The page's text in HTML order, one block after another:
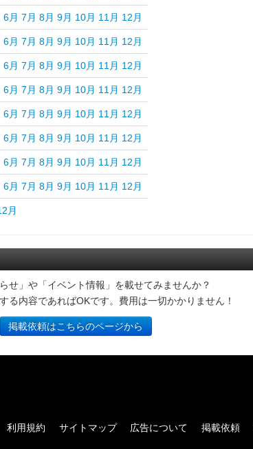
6月 7月 8月 9月 10月 11月 12月
6月 7月 8月 9月 10月 11月 12月
6月 7月 8月 9月 10月 11月 12月
6月 7月 8月 9月 10月 11月 12月
6月 7月 8月 9月 10月 11月 12月
6月 7月 8月 9月 10月 11月 12月
6月 7月 8月 9月 10月 11月 12月
6月 7月 8月 9月 10月 11月 12月
月
せ」や「イベント情報」を載せてみませんか？
る内容であればOKです。費用は一切かかりません！
掲載依頼はこちらのページから
利用規約 サイトマップ 広告について 掲載依頼